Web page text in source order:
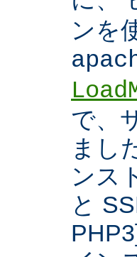
ンを
で、
まし
ンス
と